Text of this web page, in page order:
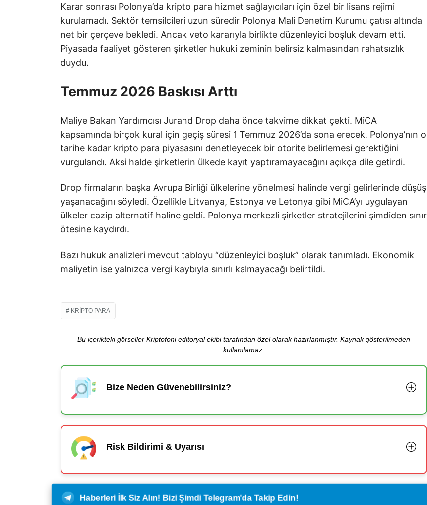
Karar sonrası Polonya’da kripto para hizmet sağlayıcıları için özel bir lisans rejimi
kurulamadı. Sektör temsilcileri uzun süredir Polonya Mali Denetim Kurumu çatısı altında
net bir çerçeve bekledi. Ancak veto kararıyla birlikte düzenleyici boşluk devam etti.
Piyasada faaliyet gösteren şirketler hukuki zeminin belirsiz kalmasından rahatsızlık
duydu.
Temmuz 2026 Baskısı Arttı
Maliye Bakan Yardımcısı Jurand Drop daha önce takvime dikkat çekti. MiCA
kapsamında birçok kural için geçiş süresi 1 Temmuz 2026’da sona erecek. Polonya’nın o
tarihe kadar kripto para piyasasını denetleyecek bir otorite belirlemesi gerektiğini
vurgulandı. Aksi halde şirketlerin ülkede kayıt yaptıramayacağını açıkça dile getirdi.
Drop firmaların başka Avrupa Birliği ülkelerine yönelmesi halinde vergi gelirlerinde düşüş
yaşanacağını söyledi. Özellikle Litvanya, Estonya ve Letonya gibi MiCA’yı uygulayan
ülkeler cazip alternatif haline geldi. Polonya merkezli şirketler stratejilerini şimdiden sınır
ötesine kaydırdı.
Bazı hukuk analizleri mevcut tabloyu “düzenleyici boşluk” olarak tanımladı. Ekonomik
maliyetin ise yalnızca vergi kaybıyla sınırlı kalmayacağı belirtildi.
KRIPTO PARA
Bu içerikteki görseller Kriptofoni editoryal ekibi tarafından özel olarak hazırlanmıştır. Kaynak gösterilmeden
kullanılamaz.
Bize Neden Güvenebilirsiniz?
Risk Bildirimi & Uyarısı
Haberleri İlk Siz Alın! Bizi Şimdi Telegram'da Takip Edin!